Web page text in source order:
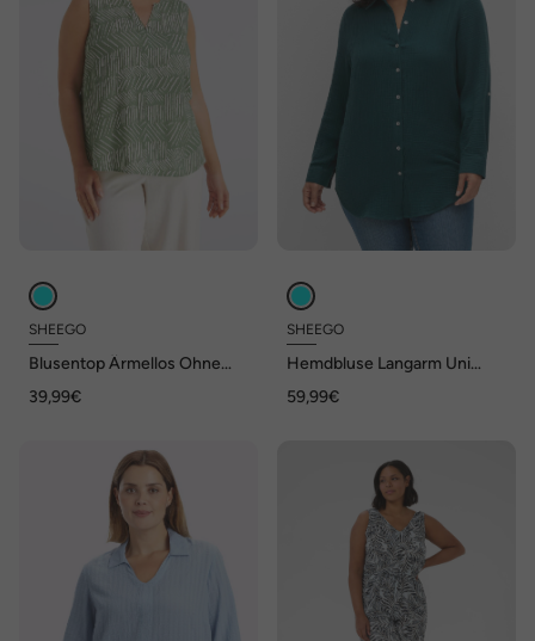
SHEEGO
Blusentop Ärmellos Ohne
39,99€
SHEEGO
Hemdbluse Langarm Uni
59,99€